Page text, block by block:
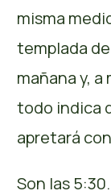
misma
templada
mañana y,
todo indica
apretará
Son las